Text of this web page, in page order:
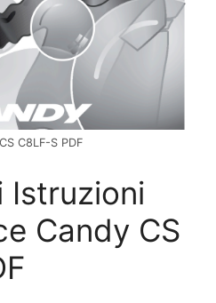
C8LF-S PDF
Istruzioni
Candy CS